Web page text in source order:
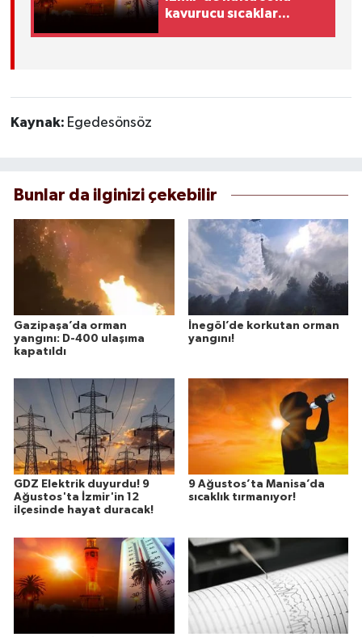
kavurucu sıcaklar
Kaynak: Egedesönsöz
Bunlar da ilginizi çekebilir
Gazipaşa’da orman
yangını: D-400 ulaşıma
kapatıldı
İnegöl’de korkutan orman
yangını!
GDZ Elektrik duyurdu! 9
Ağustos'ta İzmir'in 12
ilçesinde hayat duracak!
9 Ağustos’ta Manisa’da
sıcaklık tırmanıyor!